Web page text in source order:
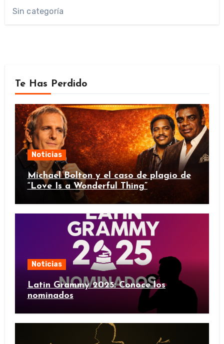
Sin categoría
Te Has Perdido
Noticias
Michael Bolton y el caso de plagio de
“Love Is a Wonderful Thing”
Noticias
Latin Grammy 2025: Conoce los
nominados